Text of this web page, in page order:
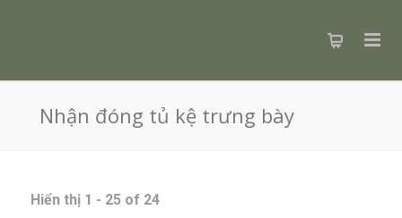
Nhận đóng tủ kệ trưng bày
Hiển thị 1 - 25 of 24